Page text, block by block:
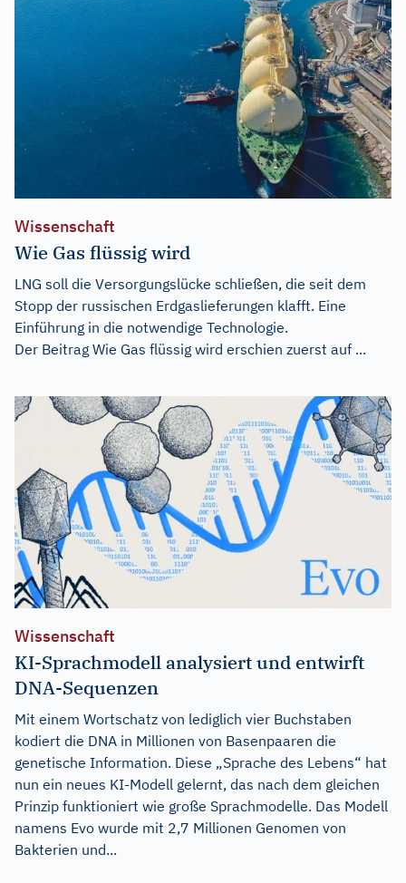
Wissenschaft
Wie Gas flüssig wird
LNG soll die Versorgungslücke schließen, die seit dem
Stopp der russischen Erdgaslieferungen klafft. Eine
Einführung in die notwendige Technologie.
Der Beitrag Wie Gas flüssig wird erschien zuerst auf ...
Wissenschaft
KI-Sprachmodell analysiert und entwirft
DNA-Sequenzen
Mit einem Wortschatz von lediglich vier Buchstaben
kodiert die DNA in Millionen von Basenpaaren die
genetische Information. Diese „Sprache des Lebens“ hat
nun ein neues KI-Modell gelernt, das nach dem gleichen
Prinzip funktioniert wie große Sprachmodelle. Das Modell
namens Evo wurde mit 2,7 Millionen Genomen von
Bakterien und...